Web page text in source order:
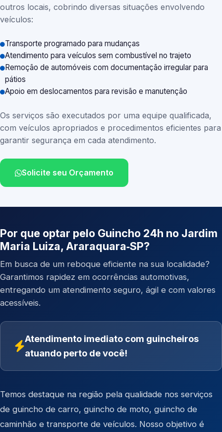
outros locais, cobrindo diversas situações envolvendo
veículos:
Transporte programado para mudanças
Atendimento para veículos sem combustível no trajeto
Remoção de automóveis com documentação irregular para
pátios
Apoio em deslocamentos para revisão e manutenção
Os serviços são executados por uma equipe qualificada,
com veículos apropriados e procedimentos eficientes para
garantir segurança em cada atendimento.
Solicite seu Orçamento
Por que optar pelo Guincho 24h no Jardim
Maria Luiza, Araraquara‑SP?
Em busca de um reboque eficiente na sua localidade?
Garantimos rapidez em ocorrências automotivas,
entregando um atendimento seguro, ágil e com valores
acessíveis.
Atendimento imediato com guincheiros
atuando perto de você!
Temos destaque na região pela qualidade nos serviços
de guincho de carro, guincho de moto, guincho de
caminhão e transporte de veículos. Nosso objetivo é